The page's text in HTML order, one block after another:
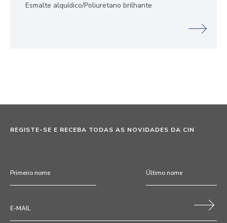
Esmalte alquídico/Poliuretano brilhante
REGISTE-SE E RECEBA TODAS AS NOVIDADES DA CIN